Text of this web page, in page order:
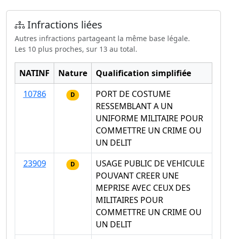
Infractions liées
Autres infractions partageant la même base légale.
Les 10 plus proches, sur 13 au total.
NATINF Nature
Qualification simplifiée
10786
D
PORT DE COSTUME
RESSEMBLANT A UN
UNIFORME MILITAIRE POUR
COMMETTRE UN CRIME OU
UN DELIT
23909
D
USAGE PUBLIC DE VEHICULE
POUVANT CREER UNE
MEPRISE AVEC CEUX DES
MILITAIRES POUR
COMMETTRE UN CRIME OU
UN DELIT